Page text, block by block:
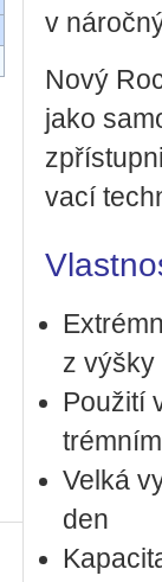
v
Nový
jako
va­cí
z výšky
Po­u­ži­tí
Velká
den